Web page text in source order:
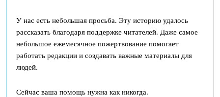
У нас есть небольшая просьба. Эту историю удалось
рассказать благодаря поддержке читателей. Даже самое
небольшое ежемесячное пожертвование помогает
работать редакции и создавать важные материалы для
людей.
Сейчас ваша помощь нужна как никогда.